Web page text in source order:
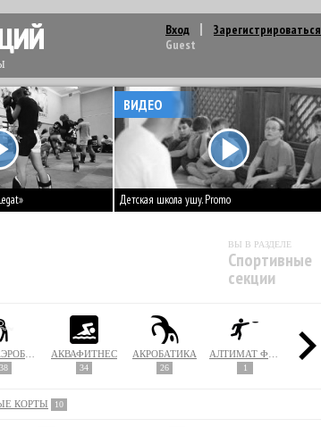
Вход
Зарегистрироваться
Guest
Детская школа ушу. Promo
ВИДЕО
ВЫ В РАЗДЕЛЕ
Спортивные
секции
38
АКВАФИТНЕС
34
АКРОБАТИКА
26 1
КОРТЫ 10